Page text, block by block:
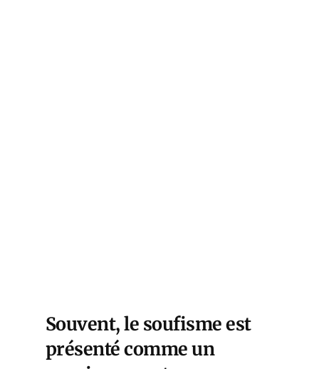
Souvent, le soufisme est
présenté comme un